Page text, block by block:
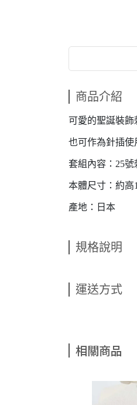
商品介紹
可愛的聖誕裝
也可作為針插使
套組內容：25
本體尺寸：約高
產地：日本
規格說明
運送方式
相關商品